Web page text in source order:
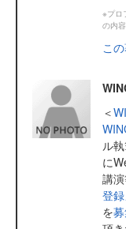
※プロ
の内
こ
＜
ル
に
講
登
を